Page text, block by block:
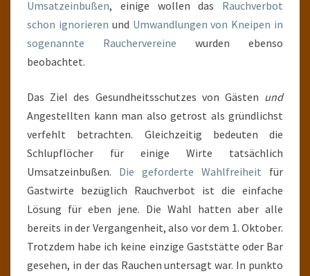
Umsatzeinbußen, einige wollen das Rauchverbot
schon ignorieren und Umwandlungen von Kneipen in
sogenannte Rauchervereine wurden ebenso
beobachtet.
Das Ziel des Gesundheitsschutzes von Gästen und
Angestellten kann man also getrost als gründlichst
verfehlt betrachten. Gleichzeitig bedeuten die
Schlupflöcher für einige Wirte tatsächlich
Umsatzeinbußen. Die geforderte Wahlfreiheit für
Gastwirte bezüglich Rauchverbot ist die einfache
Lösung für eben jene. Die Wahl hatten aber alle
bereits in der Vergangenheit, also vor dem 1. Oktober.
Trotzdem habe ich keine einzige Gaststätte oder Bar
gesehen, in der das Rauchen untersagt war. In punkto